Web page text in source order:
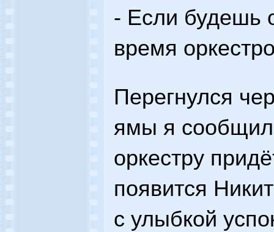
- Если будешь
время
Перегнулся
ямы я сообщил
оркестру
появится
с улыбкой